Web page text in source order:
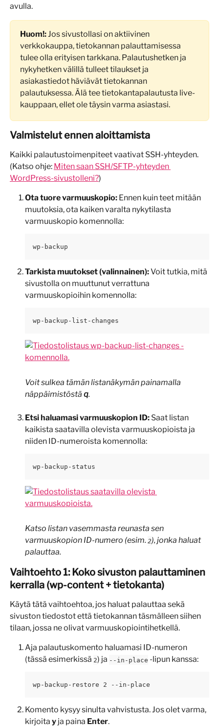
avulla.
Huom!: Jos sivustollasi on aktiivinen
verkkokauppa, tietokannan palauttamisessa
tulee olla erityisen tarkkana. Palautushetken ja
nykyhetken välillä tulleet tilaukset ja
asiakastiedot häviävät tietokannan
palautuksessa. Älä tee tietokantapalautusta live-
kauppaan, ellet ole täysin varma asiastasi.
Valmistelut ennen aloittamista
Kaikki palautustoimenpiteet vaativat SSH-yhteyden.
(Katso ohje: Miten saan SSH/SFTP-yhteyden
WordPress-sivustolleni?)
Ota tuore varmuuskopio: Ennen kuin teet mitään
muutoksia, ota kaiken varalta nykytilasta
varmuuskopio komennolla:
wp-backup
Tarkista muutokset (valinnainen): Voit tutkia, mitä
sivustolla on muuttunut verrattuna
varmuuskopioihin komennolla:
wp-backup-list-changes
Voit sulkea tämän listanäkymän painamalla
näppäimistöstä q.
Etsi haluamasi varmuuskopion ID: Saat listan
kaikista saatavilla olevista varmuuskopioista ja
niiden ID-numeroista komennolla:
wp-backup-status
Katso listan vasemmasta reunasta sen
varmuuskopion ID-numero (esim. 2), jonka haluat
palauttaa.
Vaihtoehto 1: Koko sivuston palauttaminen
kerralla (wp-content + tietokanta)
Käytä tätä vaihtoehtoa, jos haluat palauttaa sekä
sivuston tiedostot että tietokannan täsmälleen siihen
tilaan, jossa ne olivat varmuuskopiointihetkellä.
Aja palautuskomento haluamasi ID-numeron
(tässä esimerkissä 2) ja --in-place -lipun kanssa:
wp-backup-restore 2 --in-place
Komento kysyy sinulta vahvistusta. Jos olet varma,
kirjoita y ja paina Enter.